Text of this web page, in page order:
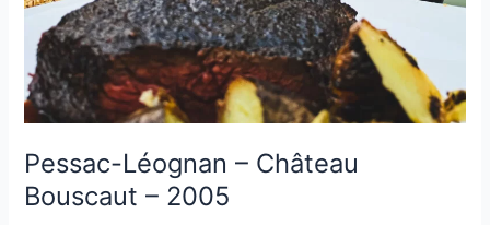
Pessac-Léognan – Château
Bouscaut – 2005